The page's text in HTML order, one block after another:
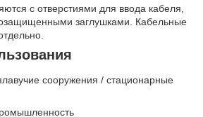
с отверстиями для ввода кабеля,
заглушками. Кабельные
сооружения / стационарные